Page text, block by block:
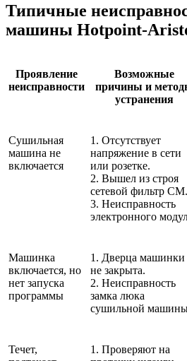
Типичные
машины Hotpoint-
Проявление
неисправности
Возможные
причины и
устранения
Сушильная
машина не
включается
1. Отсутствует
напряжение в сети
или розетке.
2. Вышел из строя
сетевой фильтр СМ.
3. Неисправность
электронного
Машинка
включается, но
нет запуска
программы
1. Дверца машинки
не закрыта.
2. Неисправность
замка люка
сушильной
Течет,
1. Проверяют на